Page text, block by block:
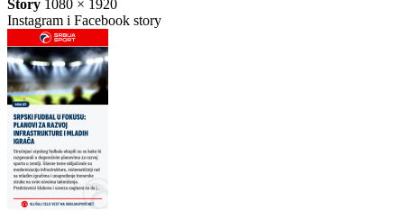
Story1080 × 1920
Instagram i Facebook story